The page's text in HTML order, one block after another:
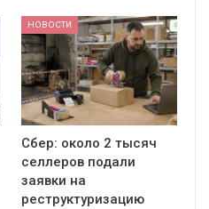
НОВОСТИ
Сбер: около 2 тысяч
селлеров подали
заявки на
реструктуризацию